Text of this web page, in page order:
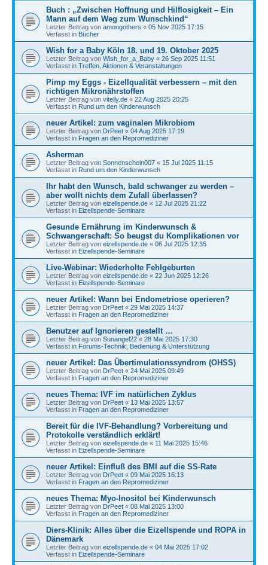
Buch : „Zwischen Hoffnung und Hilflosigkeit – Ein
Mann auf dem Weg zum Wunschkind“
Letzter Beitrag von amongothers « 05 Nov 2025 17:15
Verfasst in Bücher
Wish for a Baby Köln 18. und 19. Oktober 2025
Letzter Beitrag von Wish_for_a_Baby « 26 Sep 2025 11:51
Verfasst in Treffen, Aktionen & Veranstaltungen
Pimp my Eggs - Eizellqualität verbessern – mit den
richtigen Mikronährstoffen
Letzter Beitrag von vitelly.de « 22 Aug 2025 20:25
Verfasst in Rund um den Kinderwunsch
neuer Artikel: zum vaginalen Mikrobiom
Letzter Beitrag von DrPeet « 04 Aug 2025 17:19
Verfasst in Fragen an den Repromediziner
Asherman
Letzter Beitrag von Sonnenschein007 « 15 Jul 2025 11:15
Verfasst in Rund um den Kinderwunsch
Ihr habt den Wunsch, bald schwanger zu werden –
aber wollt nichts dem Zufall überlassen?
Letzter Beitrag von eizellspende.de « 12 Jul 2025 21:22
Verfasst in Eizellspende-Seminare
Gesunde Ernährung im Kinderwunsch &
Schwangerschaft: So beugst du Komplikationen vor
Letzter Beitrag von eizellspende.de « 06 Jul 2025 12:35
Verfasst in Eizellspende-Seminare
Live-Webinar: Wiederholte Fehlgeburten
Letzter Beitrag von eizellspende.de « 22 Jun 2025 12:26
Verfasst in Eizellspende-Seminare
neuer Artikel: Wann bei Endometriose operieren?
Letzter Beitrag von DrPeet « 29 Mai 2025 14:37
Verfasst in Fragen an den Repromediziner
Benutzer auf Ignorieren gestellt …
Letzter Beitrag von Sunangel22 « 28 Mai 2025 17:30
Verfasst in Forums-Technik, Bedienung & Unterstützung
neuer Artikel: Das Übertimulationssyndrom (OHSS)
Letzter Beitrag von DrPeet « 24 Mai 2025 09:49
Verfasst in Fragen an den Repromediziner
neues Thema: IVF im natürlichen Zyklus
Letzter Beitrag von DrPeet « 13 Mai 2025 13:57
Verfasst in Fragen an den Repromediziner
Bereit für die IVF-Behandlung? Vorbereitung und
Protokolle verständlich erklärt!
Letzter Beitrag von eizellspende.de « 11 Mai 2025 15:46
Verfasst in Eizellspende-Seminare
neuer Artikel: Einfluß des BMI auf die SS-Rate
Letzter Beitrag von DrPeet « 09 Mai 2025 16:13
Verfasst in Fragen an den Repromediziner
neues Thema: Myo-Inositol bei Kinderwunsch
Letzter Beitrag von DrPeet « 08 Mai 2025 13:00
Verfasst in Fragen an den Repromediziner
Diers-Klinik: Alles über die Eizellspende und ROPA in
Dänemark
Letzter Beitrag von eizellspende.de « 04 Mai 2025 17:02
Verfasst in Eizellspende-Seminare